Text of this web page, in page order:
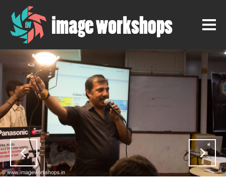
Previous